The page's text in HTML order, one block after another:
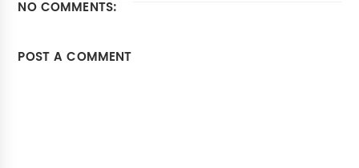
NO COMMENTS:
POST A COMMENT